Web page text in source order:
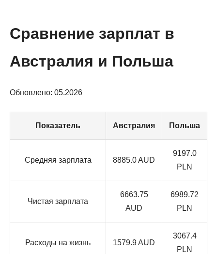
Сравнение зарплат в
Австралия и Польша
Обновлено: 05.2026
Показатель Австралия Польша
Средняя зарплата 8885.0 AUD
9197.0
PLN
Чистая зарплата
6663.75
AUD
6989.72
PLN
Расходы на жизнь 1579.9 AUD
3067.4
PLN